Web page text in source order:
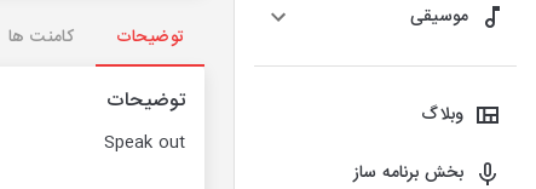
موسیقی
وبلاگ
بخش برنامه ساز
توضیحات کامنت ها
توضیحات
Speak out